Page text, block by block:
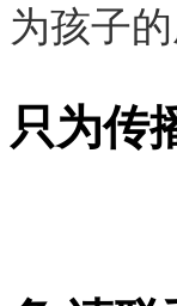
为孩子
只为传